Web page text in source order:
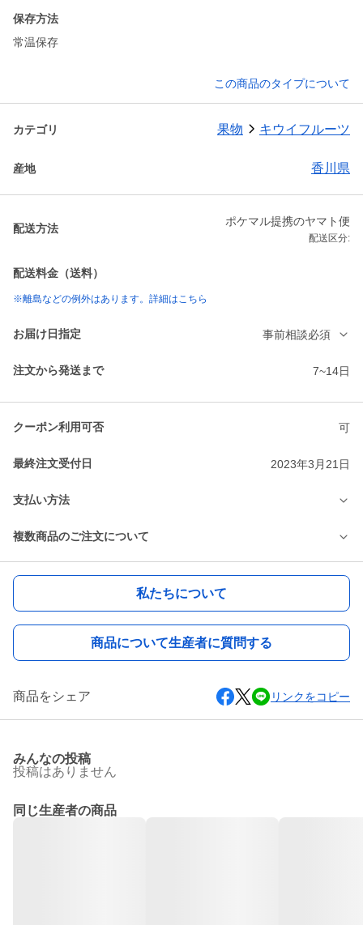
保存方法
常温保存
この商品のタイプについて
カテゴリ 果物 キウイフルーツ
産地 香川県
配送方法
ポケマル提携のヤマト便
配送区分:
配送料金（送料）
※離島などの例外はあります。詳細はこちら
お届け日指定 事前相談必須
注文から発送まで 7~14日
クーポン利用可否 可
最終注文受付日 2023年3月21日
支払い方法
複数商品のご注文について
私たちについて
商品について生産者に質問する
商品をシェア リンクをコピー
みんなの投稿
投稿はありません
同じ生産者の商品